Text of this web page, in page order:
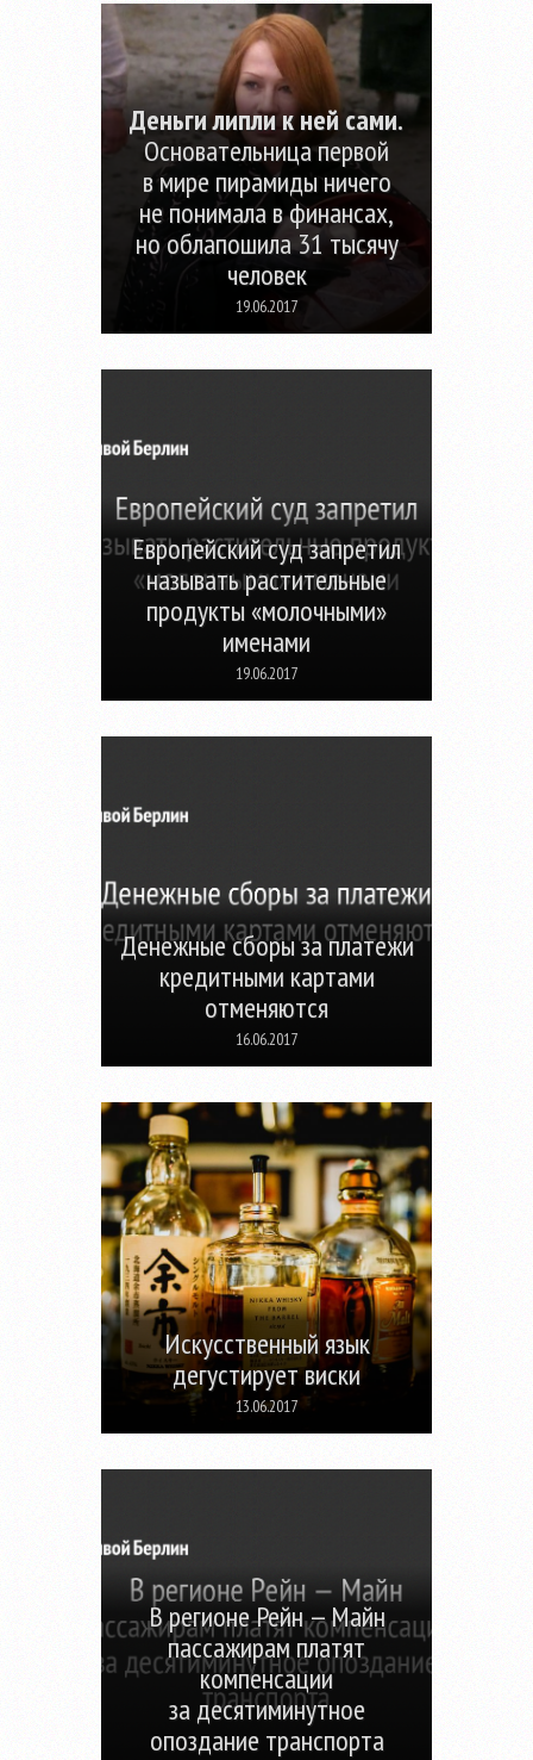
Деньги липли к ней сами.
Основательница первой
в мире пирамиды ничего
не понимала в финансах,
но облапошила 31 тысячу
человек
19.06.2017
Европейский суд запретил
называть растительные
продукты «молочными»
именами
19.06.2017
Денежные сборы за платежи
кредитными картами
отменяются
16.06.2017
Искусственный язык
дегустирует виски
13.06.2017
В регионеРейн — Майн
пассажирам платят
компенсации
за десятиминутное
опоздание транспорта